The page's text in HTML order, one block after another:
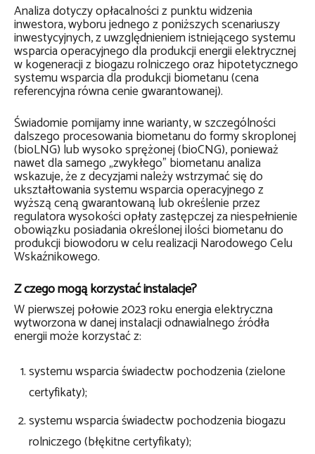
Analiza dotyczy opłacalności z punktu widzenia
inwestora, wyboru jednego z poniższych scenariuszy
inwestycyjnych, z uwzględnieniem istniejącego systemu
wsparcia operacyjnego dla produkcji energii elektrycznej
w kogeneracji z biogazu rolniczego oraz hipotetycznego
systemu wsparcia dla produkcji biometanu (cena
referencyjna równa cenie gwarantowanej).
Świadomie pomijamy inne warianty, w szczególności
dalszego procesowania biometanu do formy skroplonej
(bioLNG) lub wysoko sprężonej (bioCNG), ponieważ
nawet dla samego „zwykłego” biometanu analiza
wskazuje, że z decyzjami należy wstrzymać się do
ukształtowania systemu wsparcia operacyjnego z
wyższą ceną gwarantowaną lub określenie przez
regulatora wysokości opłaty zastępczej za niespełnienie
obowiązku posiadania określonej ilości biometanu do
produkcji biowodoru w celu realizacji Narodowego Celu
Wskaźnikowego.
Z czego mogą korzystać instalacje?
W pierwszej połowie 2023 roku energia elektryczna
wytworzona w danej instalacji odnawialnego źródła
energii może korzystać z:
systemu wsparcia świadectw pochodzenia (zielone
certyfikaty);
systemu wsparcia świadectw pochodzenia biogazu
rolniczego (błękitne certyfikaty);